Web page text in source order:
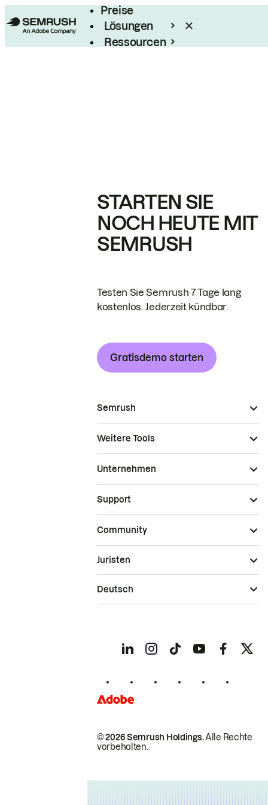
Preise
Lösungen
Ressourcen
STARTEN SIE
NOCH HEUTE MIT
SEMRUSH
Testen Sie Semrush 7 Tage lang
kostenlos. Jederzeit kündbar.
Gratisdemo starten
Semrush
Weitere Tools
Unternehmen
Support
Community
© 2026 Semrush Holdings.Alle Rechte
vorbehalten.
Juristen
Deutsch